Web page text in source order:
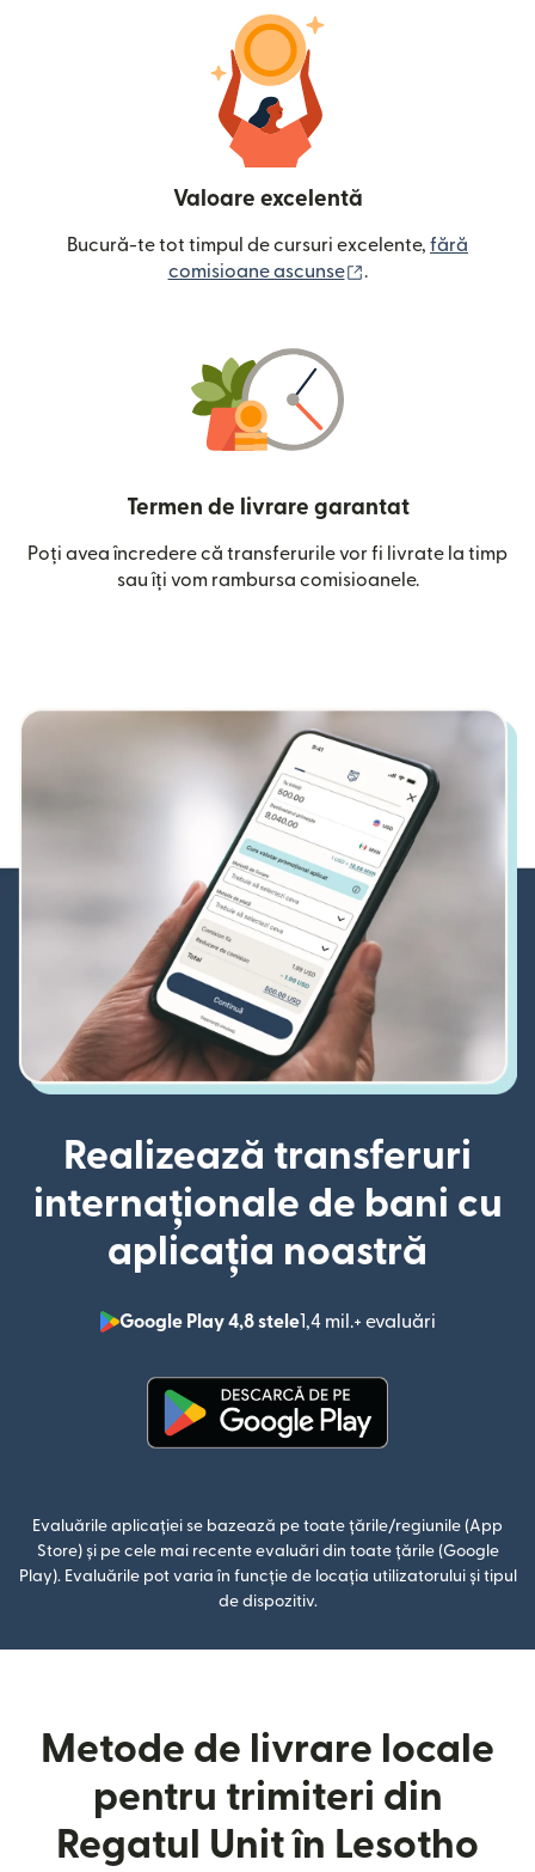
Valoare excelentă
Bucură-te tot timpul de cursuri excelente, fără
comisioane ascunse
.
Termen de livrare garantat
Poți avea încredere că transferurile vor fi livrate la timp
sau îți vom rambursa comisioanele.
Realizează transferuri
internaționale de bani cu
aplicația noastră
Google Play 4,8 stele1,4 mil.+ evaluări
(se
Evaluările aplicației se bazează pe toate țările/regiunile (App
Store) și pe cele mai recente evaluări din toate țările (Google
Play). Evaluările pot varia în funcție de locația utilizatorului și tipul
de dispozitiv.
Metode de livrare locale
pentru trimiteri din
Regatul Unit în Lesotho